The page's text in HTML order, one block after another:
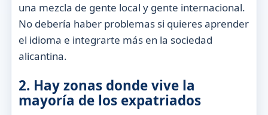
una mezcla de gente local y gente internacional.
No debería haber problemas si quieres aprender
el idioma e integrarte más en la sociedad
alicantina.
2. Hay zonas donde vive la
mayoría de los expatriados